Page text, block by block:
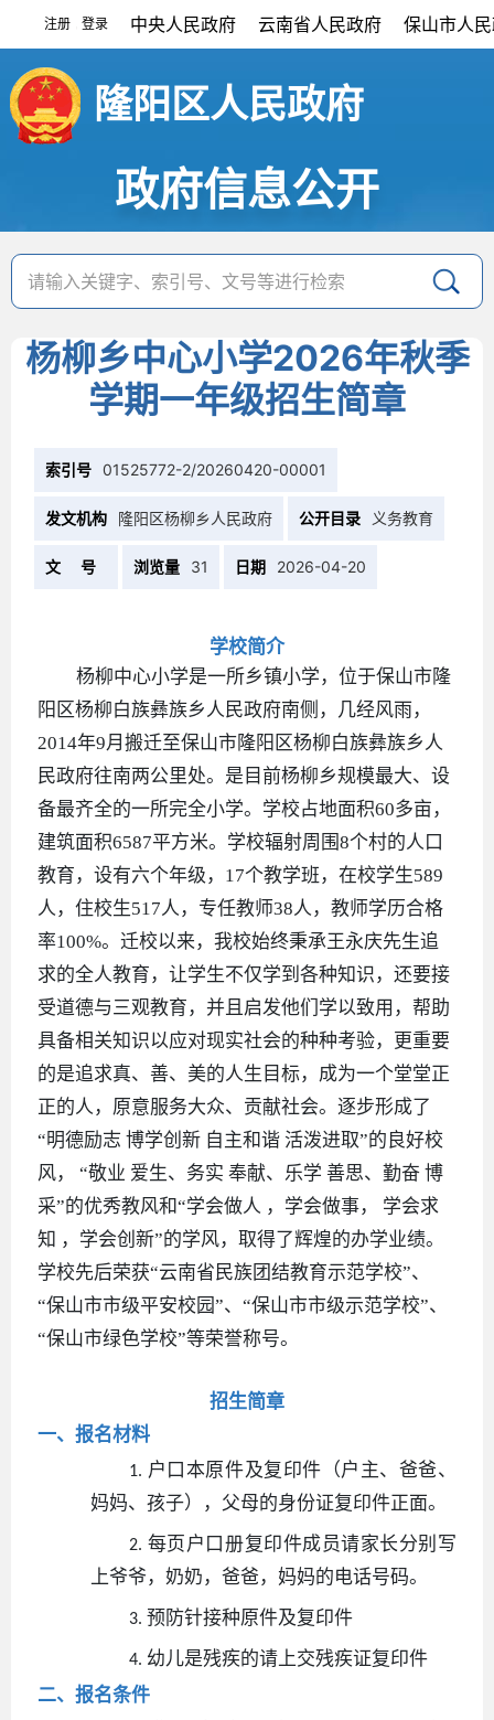
注册 登录 中央人民政府 云南省人民政府 保山市人
隆阳区人民政府
政府信息公开
杨柳乡中心小学2026年秋季
学期一年级招生简章
索引号 01525772-2/20260420-00001
发文机构 隆阳区杨柳乡人民政府 公开目录 义务教育
文 号 浏览量 31 日期 2026-04-20
学校简介
杨柳中心小学是一所乡镇小学，位于保山市隆
阳区杨柳白族彝族乡人民政府南侧，几经风雨，
2014年9月搬迁至保山市隆阳区杨柳白族彝族乡人
民政府往南两公里处。是目前杨柳乡规模最大、设
备最齐全的一所完全小学。学校占地面积60多亩，
建筑面积6587平方米。学校辐射周围8个村的人口
教育，设有六个年级，17个教学班，在校学生589
人，住校生517人，专任教师38人，教师学历合格
率100%。迁校以来，我校始终秉承王永庆先生追
求的全人教育，让学生不仅学到各种知识，还要接
受道德与三观教育，并且启发他们学以致用，帮助
具备相关知识以应对现实社会的种种考验，更重要
的是追求真、善、美的人生目标，成为一个堂堂正
正的人，原意服务大众、贡献社会。逐步形成了
“明德励志 博学创新 自主和谐 活泼进取”的良好校
风， “敬业 爱生、务实 奉献、乐学 善思、勤奋 博
采”的优秀教风和“学会做人 ，学会做事， 学会求
知 ，学会创新”的学风，取得了辉煌的办学业绩。
学校先后荣获“云南省民族团结教育示范学校”、
“保山市市级平安校园”、“保山市市级示范学校”、
“保山市绿色学校”等荣誉称号。
招生简章
一、报名材料
1. 户口本原件及复印件（户主、爸爸、
妈妈、孩子），父母的身份证复印件正面。
2. 每页户口册复印件成员请家长分别写
上爷爷，奶奶，爸爸，妈妈的电话号码。
3.预防针接种原件及复印件
4. 幼儿是残疾的请上交残疾证复印件
二、报名条件